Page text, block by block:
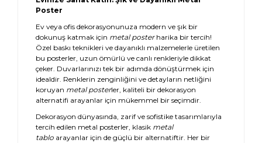
Poster
Ev veya ofis dekorasyonunuza modern ve şık bir
dokunuş katmak için metal posterharika bir tercih!
Özel baskı teknikleri ve dayanıklı malzemelerle üretilen
bu posterler, uzun ömürlü ve canlı renkleriyle dikkat
çeker. Duvarlarınızı tek bir adımda dönüştürmek için
idealdir. Renklerin zenginliğini ve detayların netliğini
koruyan metal posterler, kaliteli bir dekorasyon
alternatifi arayanlar için mükemmel bir seçimdir.
Dekorasyon dünyasında, zarif ve sofistike tasarımlarıyla
tercih edilen metal posterler, klasik metal
tablo arayanlar için de güçlü bir alternatiftir. Her bir